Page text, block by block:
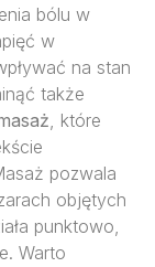
bólu w
w
na stan
także
, które
pozwala
objętych
punktowo,
Warto